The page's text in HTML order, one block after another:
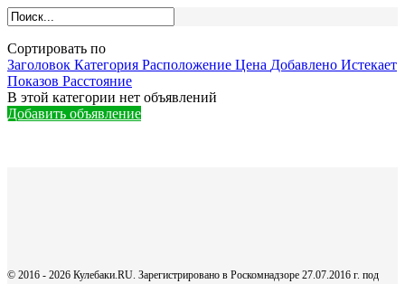
Сортировать по
Заголовок Категория Расположение Цена Добавлено Истекает
Показов Расстояние
В этой категории нет объявлений
Добавить объявление
© 2016 - 2026 Кулебаки.RU. Зарегистрировано в Роскомнадзоре 27.07.2016 г. под